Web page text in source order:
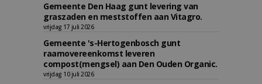
Gemeente Den Haag gunt levering van
graszaden en meststoffen aan Vitagro.
vrijdag 17 juli 2026
Gemeente 's-Hertogenbosch gunt
raamovereenkomst leveren
compost(mengsel) aan Den Ouden Organic.
vrijdag 10 juli 2026